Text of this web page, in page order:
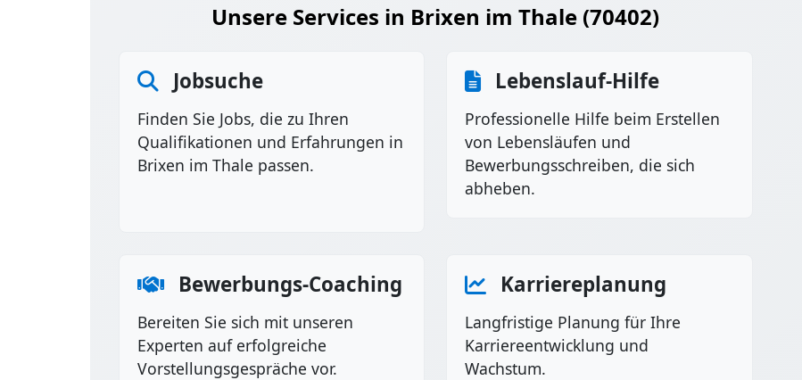
Unsere Services in Brixen im Thale (70402)
Jobsuche
Finden Sie Jobs, die zu Ihren
Qualifikationen und Erfahrungen in
Brixen im Thale passen.
Lebenslauf-Hilfe
Professionelle Hilfe beim Erstellen
von Lebensläufen und
Bewerbungsschreiben, die sich
abheben.
Bewerbungs-Coaching
Bereiten Sie sich mit unseren
Experten auf erfolgreiche
Vorstellungsgespräche vor.
Karriereplanung
Langfristige Planung für Ihre
Karriereentwicklung und
Wachstum.